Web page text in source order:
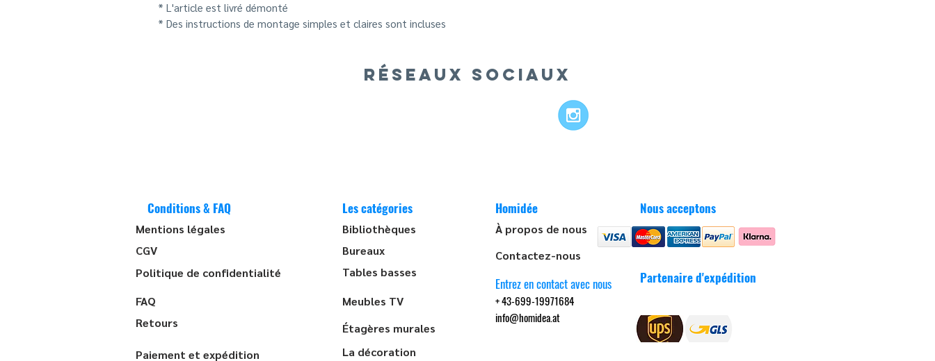
* L'article est livré démonté
* Des instructions de montage simples et claires sont incluses
RÉSEAUX SOCIAUX
Conditions & FAQ
Mentions légales
CGV
Politique de confidentialité
FAQ
Retours
Paiement et expédition
Les catégories
Bibliothèques
Bureaux
Tables basses
Meubles TV
Étagères murales
La décoration
Homidée
À propos de nous
Nous acceptons
Contactez-nous
Entrez en contact avec nous
+ 43-699-19971684
info@homidea.at
Partenaire d'expédition